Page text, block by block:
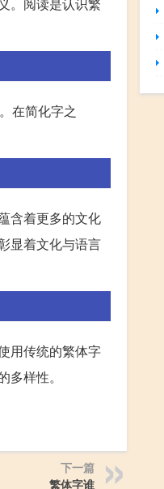
。阅读是认识繁
在简化字之
含着更多的文化
显着文化与语言
用传统的繁体字
样性。
下一篇
繁体字谁